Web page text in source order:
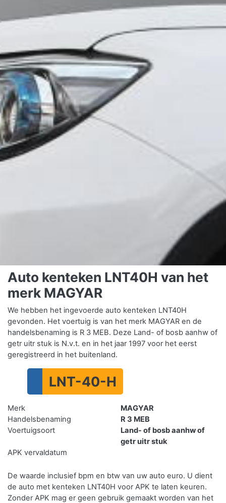
Auto kenteken LNT40H van het
merk MAGYAR
We hebben het ingevoerde auto kenteken LNT40H
gevonden. Het voertuig is van het merk MAGYAR en de
handelsbenaming is R 3 MEB. Deze Land- of bosb aanhw of
getr uitr stuk is N.v.t. en in het jaar 1997 voor het eerst
geregistreerd in het buitenland.
LNT-40-H
Merk
MAGYAR
Handelsbenaming
R 3 MEB
Voertuigsoort
Land- of bosb aanhw of
getr uitr stuk
APK vervaldatum
De waarde inclusief bpm en btw van uw auto euro. U dient
de auto met kenteken LNT40H voor APK te laten keuren.
Zonder APK mag er geen gebruik gemaakt worden van het